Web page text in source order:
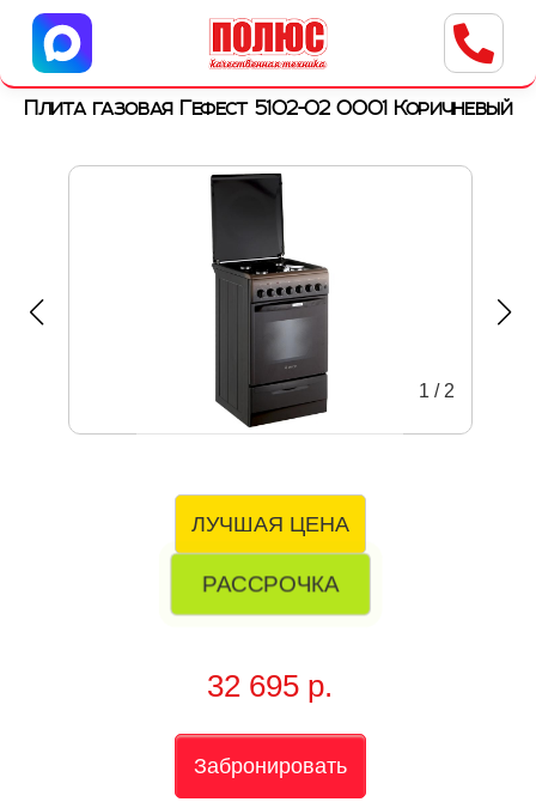
Центр бытовой техники
г. Ульяновск, ул. Пушкарева, 8a
Плита газовая Гефест 5102-02 0001 Коричневый
1 / 2
ЛУЧШАЯ ЦЕНА
РАССРОЧКА
32 695 р.
Забронировать